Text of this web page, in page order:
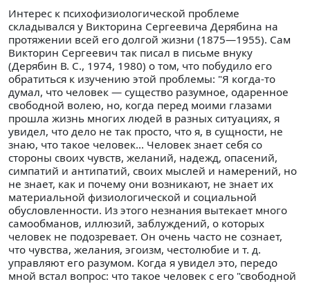
Интерес к психофизиологической проблеме
складывался у Викторина Сергеевича Дерябина на
протяжении всей его долгой жизни (1875—1955). Сам
Викторин Сергеевич так писал в письме внуку
(Дерябин В. С., 1974, 1980) о том, что побудило его
обратиться к изучению этой проблемы: "Я когда-то
думал, что человек — существо разумное, одаренное
свободной волею, но, когда перед моими глазами
прошла жизнь многих людей в разных ситуациях, я
увидел, что дело не так просто, что я, в сущности, не
знаю, что такое человек... Человек знает себя со
стороны своих чувств, желаний, надежд, опасений,
симпатий и антипатий, своих мыслей и намерений, но
не знает, как и почему они возникают, не знает их
материальной физиологической и социальной
обусловленности. Из этого незнания вытекает много
самообманов, иллюзий, заблуждений, о которых
человек не подозревает. Он очень часто не сознает,
что чувства, желания, эгоизм, честолюбие и т. д.
управляют его разумом. Когда я увидел это, передо
мной встал вопрос: что такое человек с его "свободной